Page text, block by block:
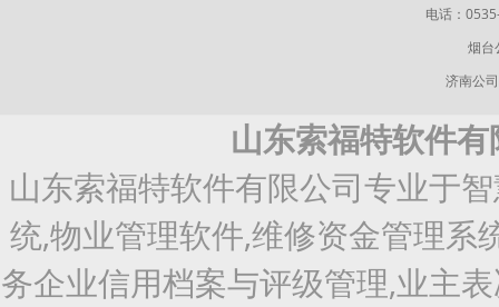
电话：
烟台
济南公
山东索福特软件
山东索福特软件有限公司专业于
统,物业管理软件,维修资金管理系
务企业信用档案与评级管理,业主